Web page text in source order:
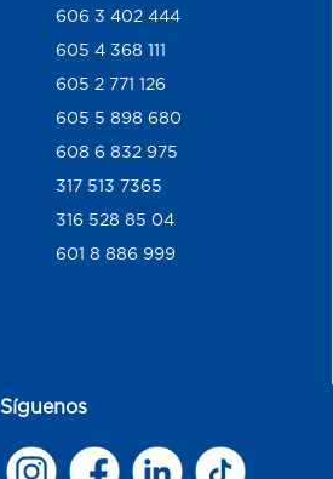
606 3 402 444
605 4 368 111
605 2 771 126
605 5 898 680
608 6 832 975
317 513 7365
316 528 85 04
601 8 886 999
Síguenos